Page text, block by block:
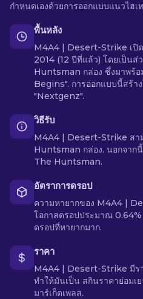
กำหนดเองด้วยการออกแบบแนวไฮ
พื้นหลัง
M4A4 | Desert-Strike เปิ
2014 (12 ปีที่แล้ว) โดยเป็นส่
Huntsman กล่อง ซึ่งมาพร้
Begins". การออกแบบนี้สร้า
"Nextgenz".
วิธีรับ
M4A4 | Desert-Strike สา
Huntsman กล่อง. นอกจาก
The Huntsman.
อัตราการดรอป
ความหายากของ M4A4 |
โอกาสดรอปประมาณ 0.64%
ดรอปที่หายากมาก.
ราคา
M4A4 | Desert-Strike มีร
ทำให้มันเป็น สกินราคาย่อม
มาร์เก็ตเพลส.